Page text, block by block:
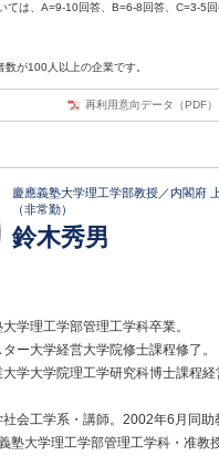
ては、A=9-10回答、B=6-8回答、C=3-5
が100人以上の企業です。
再利用意向データ（PDF）
慶應義塾大学理工学部教授／内閣府
（非常勤）
鈴木秀男
学理工学部管理工学科卒業。
ー大学経営大学院修士課程修了。
学大学院理工学研究科博士課程
会工学系・講師。2002年6月同助
塾大学理工学部管理工学科・准教